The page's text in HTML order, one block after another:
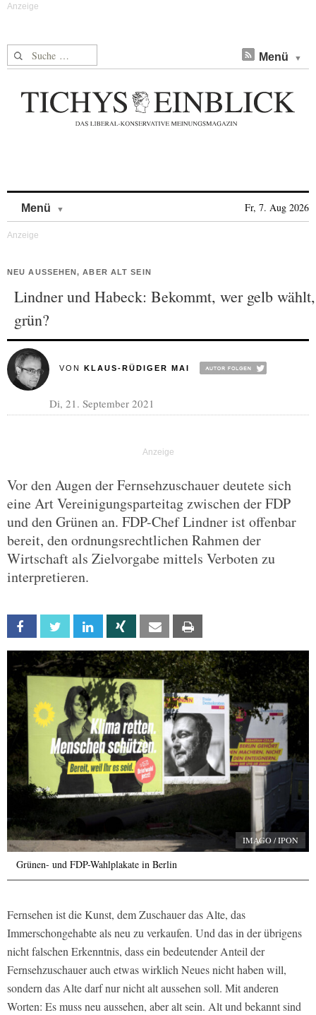
Suche nach: Menü
Menü Fr, 7. Aug 2026
NEU AUSSEHEN, ABER ALT SEIN
Lindner und Habeck: Bekommt, wer gelb wählt,
grün?
VON KLAUS-RÜDIGER MAI
Di, 21. September 2021
Vor den Augen der Fernsehzuschauer deutete sich
eine Art Vereinigungsparteitag zwischen der FDP
und den Grünen an. FDP-Chef Lindner ist offenbar
bereit, den ordnungsrechtlichen Rahmen der
Wirtschaft als Zielvorgabe mittels Verboten zu
interpretieren.
Facebook Twitter Linkedin Xing Email
IMAGO / IPON
Grünen- und FDP-Wahlplakate in Berlin
Fernsehen ist die Kunst, dem Zuschauer das Alte, das
Immerschongehabte als neu zu verkaufen. Und das in der übrigens
nicht falschen Erkenntnis, dass ein bedeutender Anteil der
Fernsehzuschauer auch etwas wirklich Neues nicht haben will,
sondern das Alte darf nur nicht alt aussehen soll. Mit anderen
Worten: Es muss neu aussehen, aber alt sein. Alt und bekannt sind